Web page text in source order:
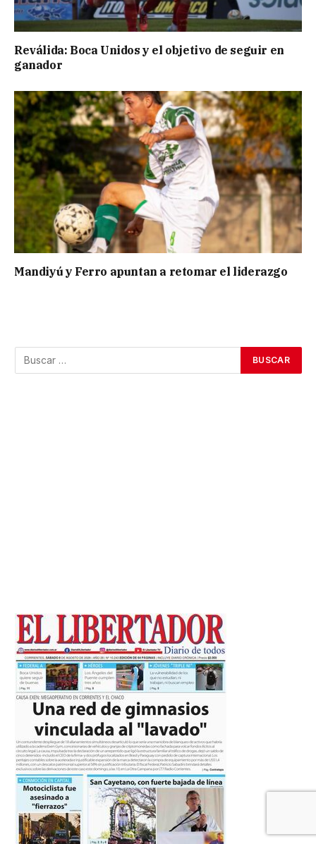
Reválida: Boca Unidos y el objetivo de seguir en
ganador
Mandiyú y Ferro apuntan a retomar el liderazgo